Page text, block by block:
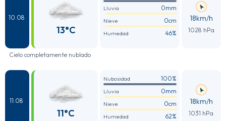
10.08
13°C
Lluvia 0mm
Nieve 0cm
Humedad 46%
18km/h
1028 hPa
Cielo completamente nublado
11.08
11°C
Nubosidad 100%
Lluvia 0mm
Nieve 0cm
Humedad 62%
18km/h
1031 hPa